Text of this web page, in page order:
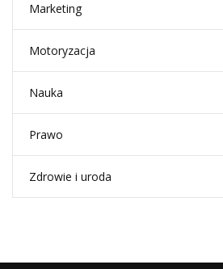
Marketing
Motoryzacja
Nauka
Prawo
Zdrowie i uroda